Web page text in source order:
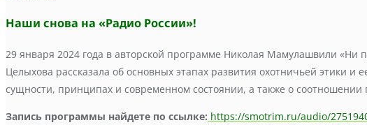
Наши снова на «Радио России»!
29 января 2024 года в авторской программе Николая Мамулашвили
Целыхова рассказала об основных этапах развития охотничьей этики
сущности, принципах и современном состоянии, а также о соотношении
Запись программы найдете по ссылке: https://smotrim.ru/audio/